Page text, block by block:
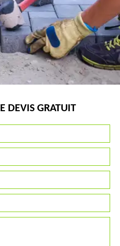
DEVIS GRATUIT